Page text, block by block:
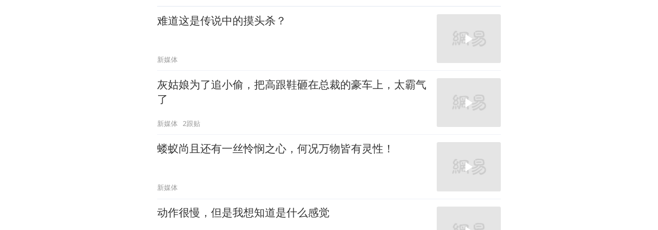
难道这是传说中的摸头杀？
新媒体
灰姑娘为了追小偷，把高跟鞋砸在总裁的豪车上，太霸气
了
新媒体 2跟贴
蝼蚁尚且还有一丝怜悯之心，何况万物皆有灵性！
新媒体
动作很慢，但是我想知道是什么感觉